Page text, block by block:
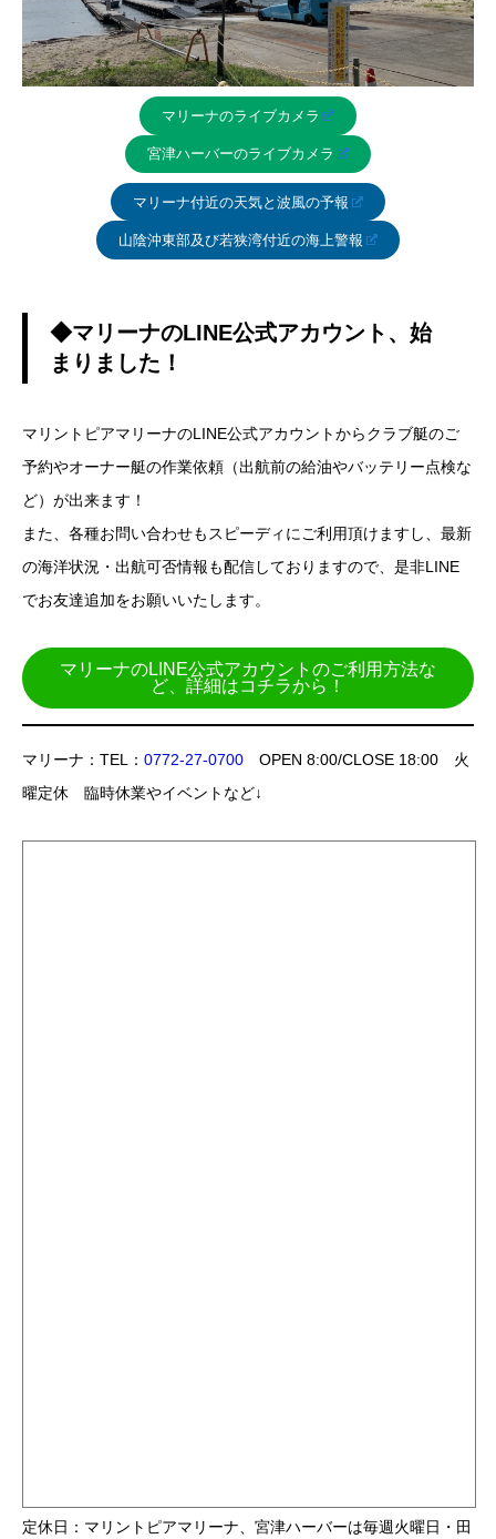
マリーナのライブカメラ
宮津ハーバーのライブカメラ
マリーナ付近の天気と波風の予報
山陰沖東部及び若狭湾付近の海上警報
◆マリーナのLINE公式アカウント、始
まりました！
マリントピアマリーナのLINE公式アカウントからクラブ艇のご
予約やオーナー艇の作業依頼（出航前の給油やバッテリー点検な
ど）が出来ます！
また、各種お問い合わせもスピーディにご利用頂けますし、最新
の海洋状況・出航可否情報も配信しておりますので、是非LINE
でお友達追加をお願いいたします。
マリーナのLINE公式アカウントのご利用方法な
ど、詳細はコチラから！
マリーナ：TEL： 0772-27-0700 OPEN 8:00/CLOSE 18:00 火
曜定休 臨時休業やイベントなど↓
定休日：マリントピアマリーナ、宮津ハーバーは毎週火曜日・田